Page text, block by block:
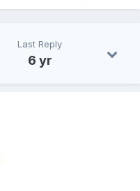
Last Reply
6 yr